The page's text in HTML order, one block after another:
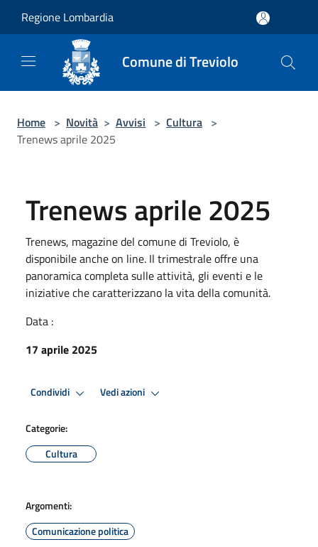
Regione Lombardia
Comune di Treviolo
Home > Novità > Avvisi > Cultura >
Trenews aprile 2025
Trenews aprile 2025
Trenews, magazine del comune di Treviolo, è
disponibile anche on line. Il trimestrale offre una
panoramica completa sulle attività, gli eventi e le
iniziative che caratterizzano la vita della comunità.
Data :
17 aprile 2025
Condividi Vedi azioni
Categorie:
Cultura
Argomenti:
Comunicazione politica